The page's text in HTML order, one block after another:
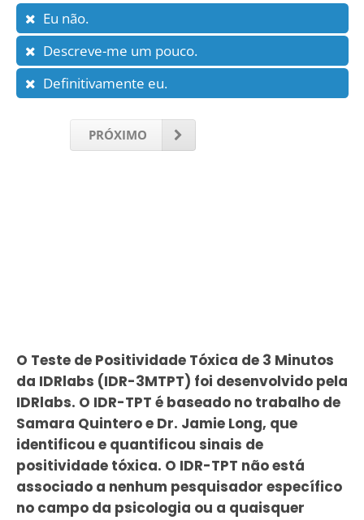
Eu não.
Descreve-me um pouco.
Definitivamente eu.
PRÓXIMO
O Teste de Positividade Tóxica de 3 Minutos
da IDRlabs (IDR-3MTPT) foi desenvolvido pela
IDRlabs. O IDR-TPT é baseado no trabalho de
Samara Quintero e Dr. Jamie Long, que
identificou e quantificou sinais de
positividade tóxica. O IDR-TPT não está
associado a nenhum pesquisador específico
no campo da psicologia ou a quaisquer